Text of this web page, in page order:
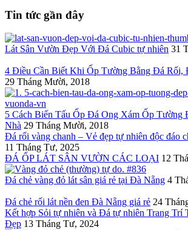
Tin tức gần đây
Lát Sân Vườn Đẹp Với Đá Cubic tự nhiên 31
4 Điều Cần Biết Khi Ốp Tường Bằng Đá Rối,
29 Tháng Mười, 2018
5 Cách Biến Tấu Ốp Đá Ong Xám Ốp Tường
Nhà 29 Tháng Mười, 2018
Đá rối vàng chanh – Vẻ đẹp tự nhiên độc đáo
11 Tháng Tư, 2025
ĐÁ ỐP LÁT SÂN VƯỜN CÁC LOẠI 12
Đá chẻ vàng đỏ lát sân giá rẻ tại Đà Nẵng 4
Đá chẻ rối lát nền đen Đà Nẵng giá rẻ 24
Kết hợp Sỏi tự nhiên và Đá tự nhiên Trang Trí
Đẹp 13 Tháng Tư, 2024